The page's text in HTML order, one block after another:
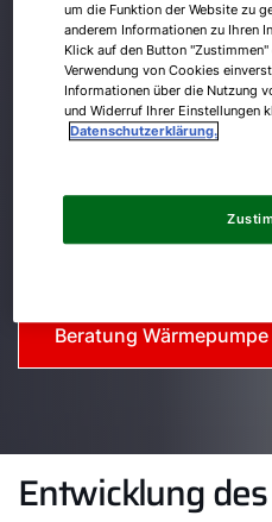
Alles Wichtige
Wärmepumpe
Informieren Sie sich über
Arten von Wärmepumpen
Merkmale.
Beratung Wärmepumpe
Entwicklung
um die Funktion der Website zu
anderem Informationen zu Ihren
Klick auf den Button
Verwendung von Cookies
Informationen über die Nutzung
und Widerruf Ihrer Einstellungen
Datenschutzerklärung.